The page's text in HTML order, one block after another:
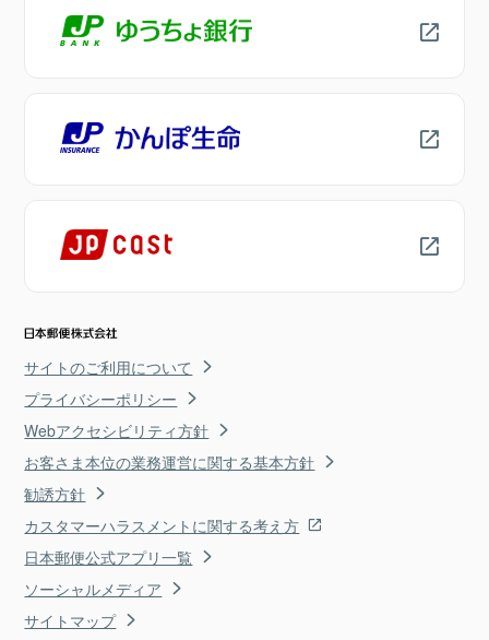
サイトのご利用について
プライバシーポリシー
Webアクセシビリティ方針
お客さま本位の業務運営に関する基本方針
勧誘方針
カスタマーハラスメントに関する考え方
日本郵便公式アプリ一覧
ソーシャルメディア
サイトマップ